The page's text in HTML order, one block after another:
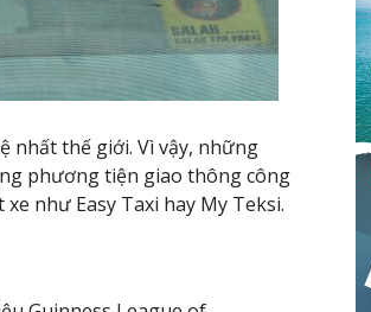
nhất thế giới. Vì vậy, những
phương tiện giao thông công
như Easy Taxi hay My Teksi.